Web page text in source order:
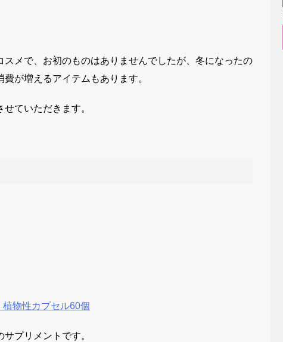
メで、お初のものはありませんでしたが、冬になったの
が増えるアイテムもあります。
ていただきます。
物性カプセル60個
プリメントです。